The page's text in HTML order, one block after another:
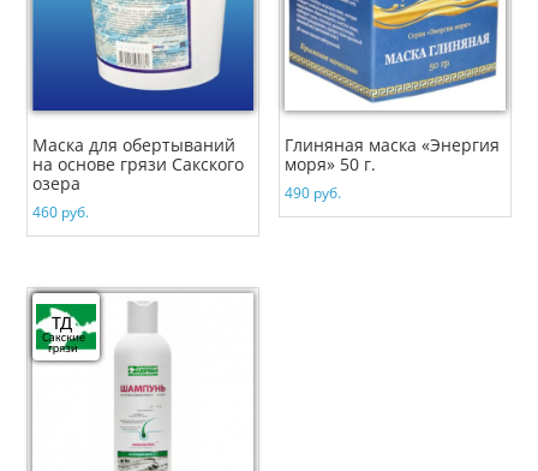
Маска для обертываний
на основе грязи Сакского
озера
460 руб.
Глиняная маска «Энергия
моря» 50 г.
490 руб.